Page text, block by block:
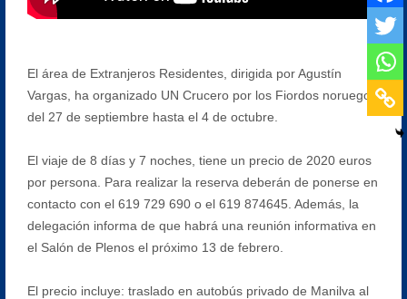
El área de Extranjeros Residentes, dirigida por Agustín
Vargas, ha organizado UN Crucero por los Fiordos noruegos
del 27 de septiembre hasta el 4 de octubre.
El viaje de 8 días y 7 noches, tiene un precio de 2020 euros
por persona. Para realizar la reserva deberán de ponerse en
contacto con el 619 729 690 o el 619 874645. Además, la
delegación informa de que habrá una reunión informativa en
el Salón de Plenos el próximo 13 de febrero.
El precio incluye: traslado en autobús privado de Manilva al